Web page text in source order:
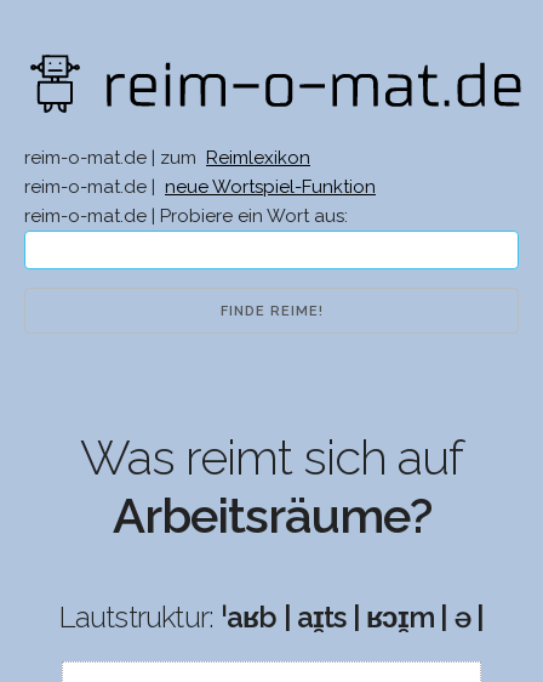
reim-o-mat.de | zum
Reimlexikon
reim-o-mat.de |
neue Wortspiel-Funktion
reim-o-mat.de | Probiere ein Wort aus:
Was reimt sich auf
Arbeitsräume?
Lautstruktur: ˈaʁb | aɪ̯ts | ʁɔɪ̯m | ə |